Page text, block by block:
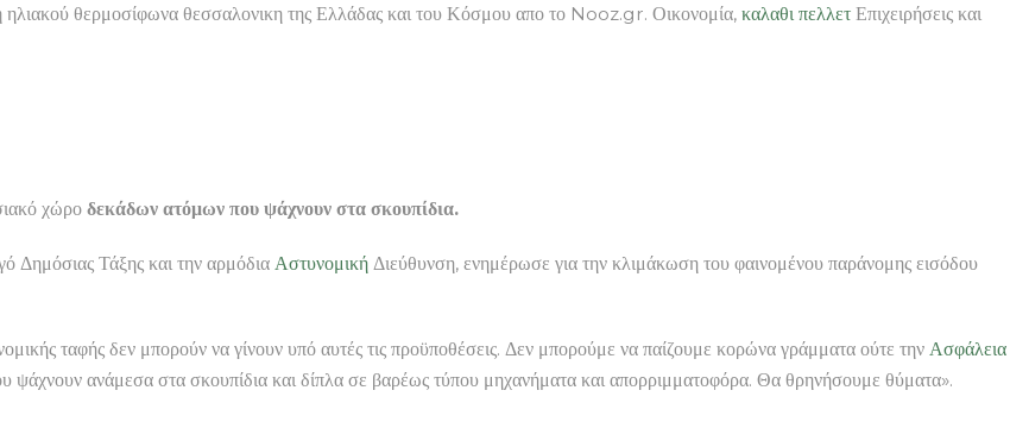
ηλιακού θερμοσίφωνα θεσσαλονικη της Ελλάδας και του Κόσμου απο το Nooz.gr. Οικονομία, καλαθι πελλετ Επιχειρήσεις και
χώρο δεκάδων ατόμων που ψάχνουν στα σκουπίδια.
Δημόσιας Τάξης και την αρμόδια Αστυνομική Διεύθυνση, ενημέρωσε για την κλιμάκωση του φαινομένου παράνομης εισόδου
ταφής δεν μπορούν να γίνουν υπό αυτές τις προϋποθέσεις. Δεν μπορούμε να παίζουμε κορώνα γράμματα ούτε την Ασφάλεια
ανάμεσα στα σκουπίδια και δίπλα σε βαρέως τύπου μηχανήματα και απορριμματοφόρα. Θα θρηνήσουμε θύματα».